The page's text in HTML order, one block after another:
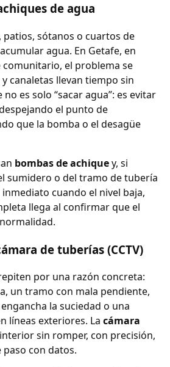
de agua
patios, sótanos o cuartos de
agua. En Getafe, en
comunitario, el problema se
canaletas llevan tiempo sin
es solo “sacar agua”: es evitar
el punto de
que la bomba o el desagüe
bombas de achiquey, si
sumidero o del tramo de tubería
inmediato cuando el nivel baja,
llega al confirmar que el
de tuberías (CCTV)
por una razón concreta:
un tramo con mala pendiente,
la suciedad o una
líneas exteriores. La cámara
sin romper, con precisión,
con datos.